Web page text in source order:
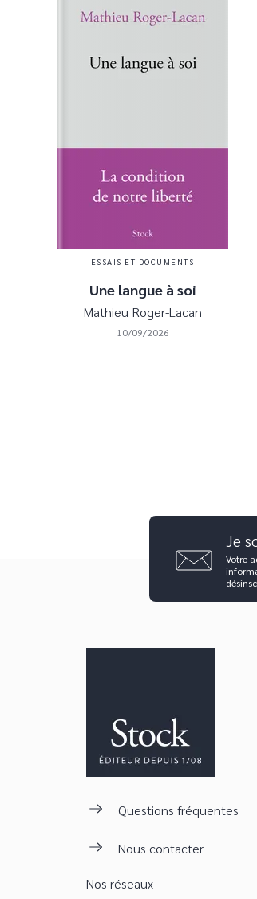
ESSAIS ET DOCUMENTS
Une langue à soi
Mathieu Roger-Lacan
10/09/2026
Je
Votre
Questions fréquentes
Nous contacter
Nos réseaux